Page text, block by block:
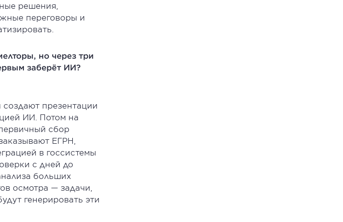
решения,
переговоры и
но через три
заберёт ИИ?
презентации
ИИ. Потом на
сбор
ЕГРН,
в госсистемы
с дней до
больших
осмотра — задачи,
генерировать эти